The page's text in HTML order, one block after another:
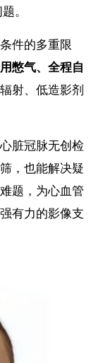
。
件的多重限
憋气、全程自
射、低造影剂
脏冠脉无创检
，也能解决疑
题，为心血管
有力的影像支